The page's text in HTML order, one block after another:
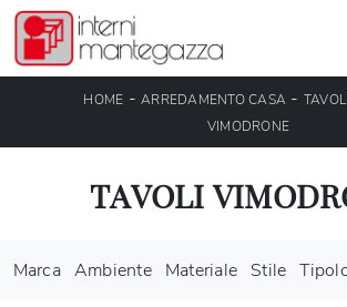
HOME -ARREDAMENTO CASA - TAVOLI
VIMODRONE
TAVOLI
Marca Ambiente Materiale Stile